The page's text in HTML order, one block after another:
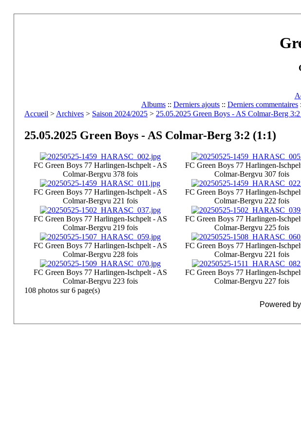
Albums :: Derniers ajouts :: Derniers commentaires
Accueil > Archives > Saison 2024/2025 > 25.05.2025 Green Boys - AS Colmar-Berg
25.05.2025 Green Boys - AS Colmar-Berg 3:2 (1:1)
FC Green Boys 77 Harlingen-Ischpelt - AS
Colmar-Bergvu 378 fois
FC Green Boys 77 Harlingen-
Colmar-Bergvu 307 fois
FC Green Boys 77 Harlingen-Ischpelt - AS
Colmar-Bergvu 221 fois
FC Green Boys 77 Harlingen-
Colmar-Bergvu 222 fois
FC Green Boys 77 Harlingen-Ischpelt - AS
Colmar-Bergvu 219 fois
FC Green Boys 77 Harlingen-
Colmar-Bergvu 225 fois
FC Green Boys 77 Harlingen-Ischpelt - AS
Colmar-Bergvu 228 fois
FC Green Boys 77 Harlingen-
Colmar-Bergvu 221 fois
FC Green Boys 77 Harlingen-Ischpelt - AS
Colmar-Bergvu 223 fois
FC Green Boys 77 Harlingen-
Colmar-Bergvu 227 fois
108 photos sur 6 page(s)
Powered by